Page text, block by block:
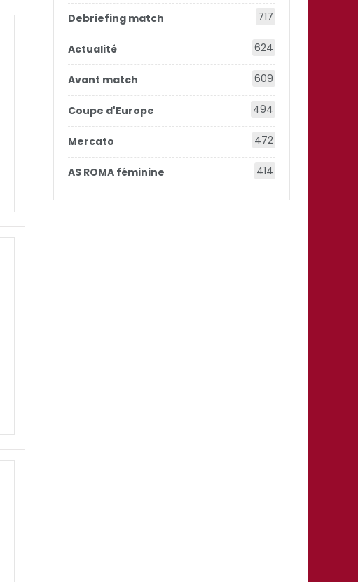
Debriefing match 717
Actualité 624
Avant match 609
Coupe d'Europe 494
Mercato 472
AS ROMA féminine 414